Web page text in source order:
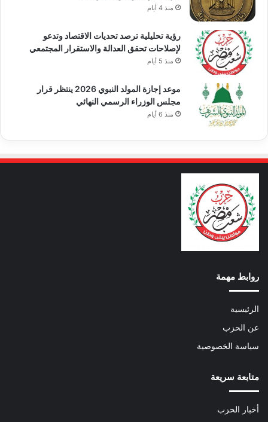
منذ 4 أيام
رؤية تحليلية ترصد تحديات الاقتصاد وتدعو
لإصلاحات تحقق العدالة والاستقرار المجتمعي
منذ 5 أيام
موعد إجازة المولد النبوي 2026 ينتظر قرار
مجلس الوزراء الرسمي النهائي
منذ 6 أيام
روابط مهمة
الرئيسية
عن الحزب
سياسة الخصوصية
متابعة سريعة
أخبار الحزب